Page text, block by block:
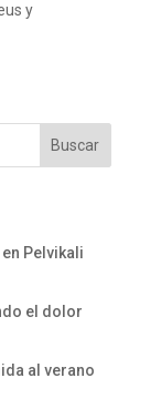
y
Buscar
Pelvikali
el dolor
al verano